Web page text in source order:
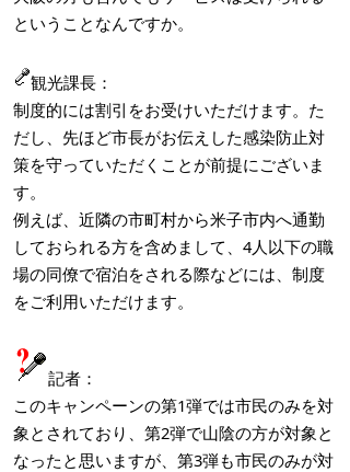
ということなんですか。
観光課長：
制度的には割引をお受けいただけます。た
だし、先ほど市長がお伝えした感染防止対
策を守っていただくことが前提にございま
す。
例えば、近隣の市町村から米子市内へ通勤
しておられる方を含めまして、4人以下の職
場の同僚で宿泊をされる際などには、制度
をご利用いただけます。
記者：
このキャンペーンの第1弾では市民のみを対
象とされており、第2弾で山陰の方が対象と
なったと思いますが、第3弾も市民のみが対